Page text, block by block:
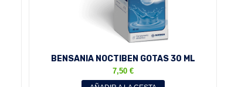
BENSANIA NOCTIBEN GOTAS 30 ML
MELATONINA + VITAMINA B6...
7,50 €